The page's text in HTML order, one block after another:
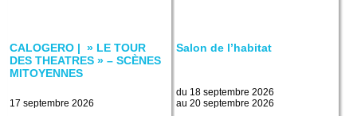
CALOGERO | » LE TOUR
DES THEATRES » – SCÈNES
MITOYENNES
17 septembre 2026
Salon de l’habitat
du 18 septembre 2026
au 20 septembre 2026